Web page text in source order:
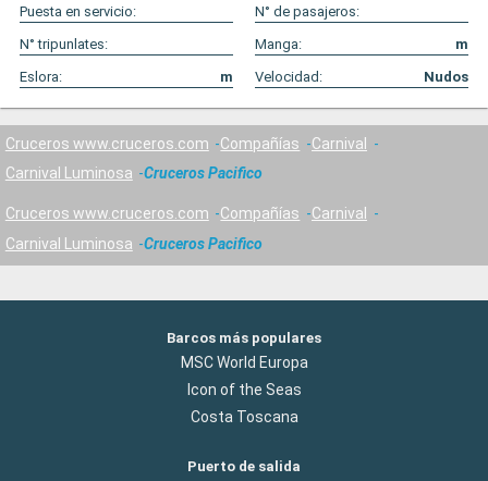
Puesta en servicio:
N° de pasajeros:
N° tripunlates:
Manga:
m
Eslora:
m Velocidad: Nudos
Cruceros www.cruceros.com Compañías
Carnival
Carnival Luminosa
Cruceros Pacifico
Cruceros www.cruceros.com Compañías
Carnival
Carnival Luminosa
Cruceros Pacifico
Barcos más populares
MSC World Europa
Icon of the Seas
Costa Toscana
Puerto de salida